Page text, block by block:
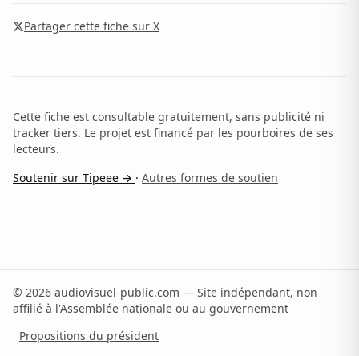
Partager cette fiche sur X
Cette fiche est consultable gratuitement, sans publicité ni
tracker tiers. Le projet est financé par les pourboires de ses
lecteurs.
Soutenir sur Tipeee → · Autres formes de soutien
© 2026 audiovisuel-public.com — Site indépendant, non
affilié à l'Assemblée nationale ou au gouvernement
Propositions du président